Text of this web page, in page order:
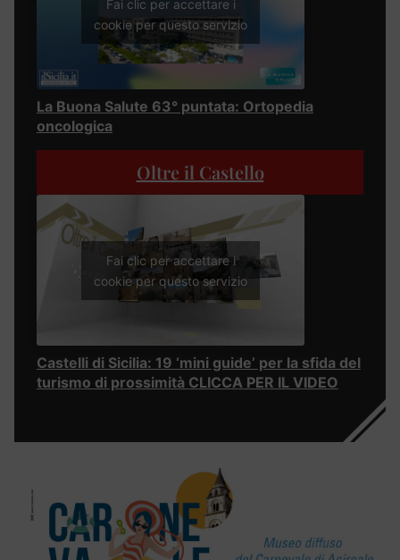
Fai clic per accettare i
cookie per questo servizio
La Buona Salute 63° puntata: Ortopedia
oncologica
Oltre il Castello
Fai clic per accettare i
cookie per questo servizio
Castelli di Sicilia: 19 ‘mini guide’ per la sfida del
turismo di prossimità CLICCA PER IL VIDEO